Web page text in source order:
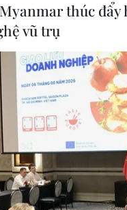
thúc đẩy
vũ trụ